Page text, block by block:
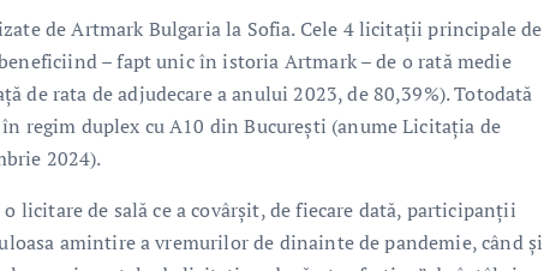
de Artmark Bulgaria la Sofia. Cele 4 licitații principale de
– fapt unic în istoria Artmark – de o rată medie
de rata de adjudecare a anului 2023, de 80,39%). Totodată
regim duplex cu A10 din București (anume Licitația de
2024).
licitare de sală ce a covârșit, de fiecare dată, participanții
amintire a vremurilor de dinainte de pandemie, când și